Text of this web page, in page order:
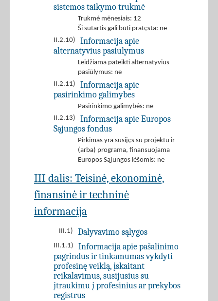
sistemos taikymo trukmė
Trukmė mėnesiais: 12
Ši sutartis gali būti pratęsta: ne
II.2.10)
Informacija apie
alternatyvius pasiūlymus
Leidžiama pateikti alternatyvius
pasiūlymus: ne
II.2.11)
Informacija apie
pasirinkimo galimybes
Pasirinkimo galimybės: ne
II.2.13)
Informacija apie Europos
Sąjungos fondus
Pirkimas yra susijęs su projektu ir
(arba) programa, finansuojama
Europos Sąjungos lėšomis: ne
III dalis: Teisinė, ekonominė,
finansinė ir techninė
informacija
III.1) Dalyvavimo sąlygos
III.1.1)
Informacija apie pašalinimo
pagrindus ir tinkamumas vykdyti
profesinę veiklą, įskaitant
reikalavimus, susijusius su
įtraukimu į profesinius ar prekybos
registrus